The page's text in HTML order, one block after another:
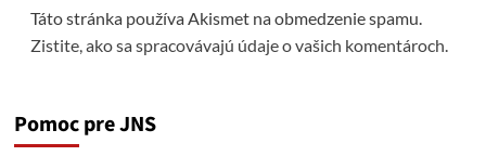
Táto stránka používa Akismet na obmedzenie spamu.
Zistite, ako sa spracovávajú údaje o vašich komentároch.
Pomoc pre JNS